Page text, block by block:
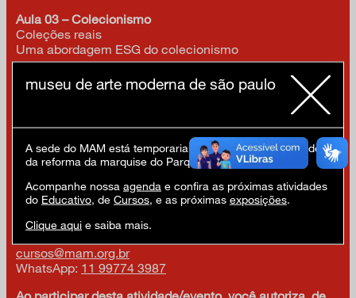
Aula 03 – Colecionismo
Coleções reais
Uma abordagem ESG do colecionismo
Aula 04 – Arte e Tecnologia
Breve relato sobre a história da Tecnologia na Arte
Aula 05 – Arte e Ciência Comportamental
Breve história sobre o encontro da economia com as
ciências comportamentais
Amigo MAM tem 20% de desconto.Faça parte!
Estudantes, professores e aposentados têm 10% de
desconto
cursos@mam.org.br
WhatsApp: 11 99774 3987
museu de arte moderna de são paulo
A sede do MAM está temporariamente fechada em virtude
da reforma da marquise do Parque Ibirapuera.
Acompanhe nossa agenda e confira as próximas atividades
do Educativo, de Cursos, e as próximas exposições.
Clique aqui e saiba mais.